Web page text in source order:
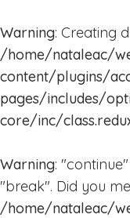
Warning: Creating
/home/nataleac/
content/plugins/
pages/includes/
core/inc/
Warning:
"break". Did you
/home/nataleac/
Home
Calendario
eventi
2018
La
Mappa
2018